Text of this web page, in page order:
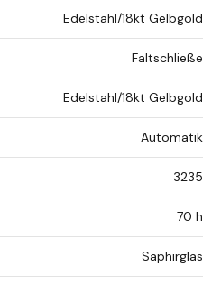
Edelstahl/18kt Gelbgold
Faltschließe
Edelstahl/18kt Gelbgold
Automatik
3235
70 h
Saphirglas